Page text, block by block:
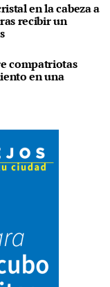
en la cabeza a
recibir un
compatriotas
en una